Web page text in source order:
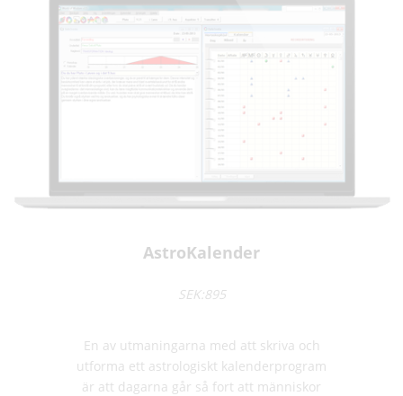
AstroKalender
SEK:895
En av utmaningarna med att skriva och
utforma ett astrologiskt kalenderprogram
är att dagarna går så fort att människor